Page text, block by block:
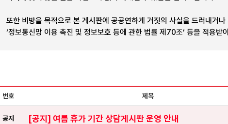
또한 비방을 목적으로 본 게시판에 공공연하게 거짓의 사실을 드러내거
‘정보통신망 이용 촉진 및 정보보호 등에 관한 법률 제70조’ 등을 적용받
번호 제목
공지 [공지] 여름 휴가 기간 상담게시판 운영 안내